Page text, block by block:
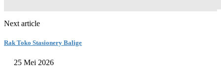
Next article
Rak Toko Stasionery Balige
25 Mei 2026